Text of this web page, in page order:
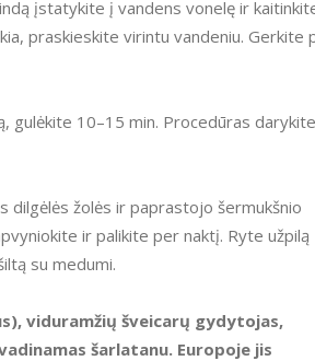
įstatykite į vandens vonelę ir
praskieskite virintu vandeniu. Gerkite
gulėkite 10–15 min. Procedūras darykite
dilgėlės žolės ir paprastojo šermukšnio
ir palikite per naktį. Ryte užpilą
su medumi.
viduramžių šveicarų gydytojas,
šarlatanu. Europoje jis